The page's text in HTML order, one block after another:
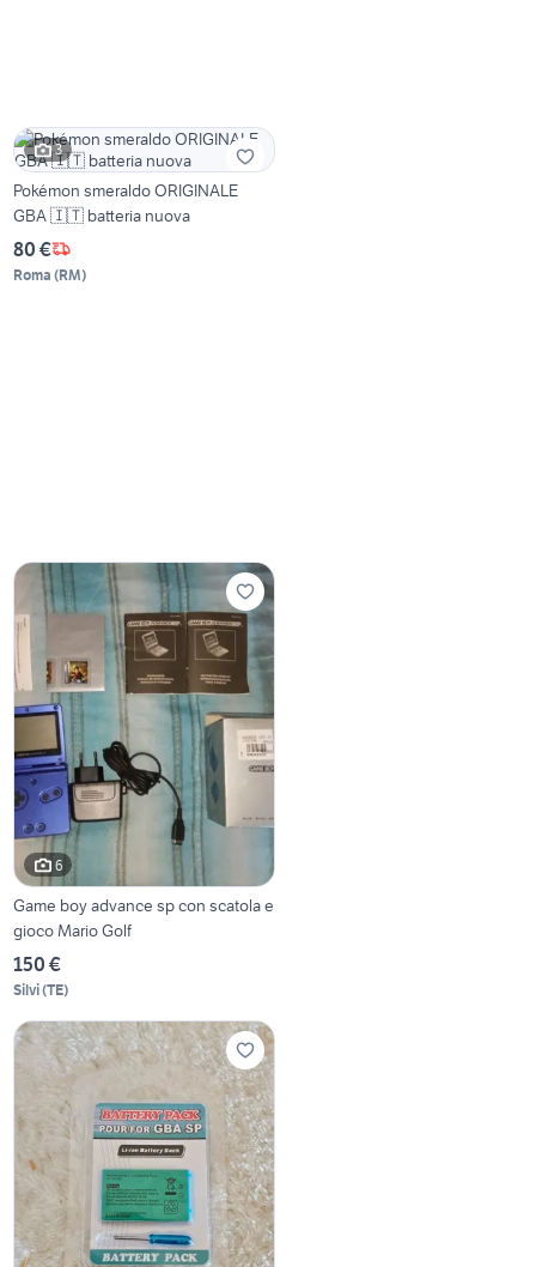
3
Pokémon smeraldo ORIGINALE
GBA 🇮🇹 batteria nuova
80 €
Roma (RM)
6
Game boy advance sp con scatola e
gioco Mario Golf
150 €
Silvi(TE)